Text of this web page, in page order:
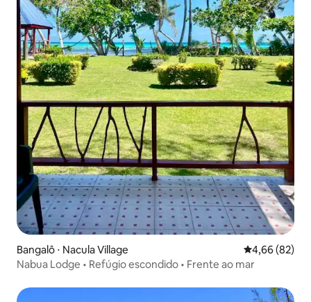
Bangalô ⋅ Nacula Village 4,66 de uma
4,66 (82)
Nabua Lodge • Refúgio escondido • Frente ao mar